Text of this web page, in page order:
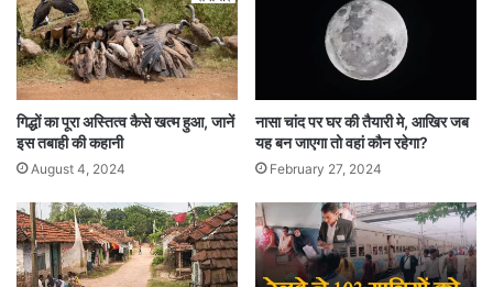
गिद्धों का पूरा अस्तित्व कैसे खत्म हुआ, जानें
इस तबाही की कहानी
August 4, 2024
नासा चांद पर घर की तैयारी मे, आखिर जब
यह बन जाएगा तो वहां कौन रहेगा?
February 27, 2024